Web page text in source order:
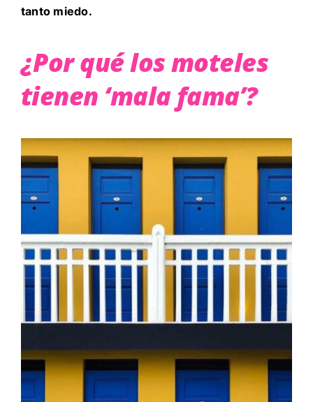
tanto miedo.
¿Por qué los moteles
tienen ‘mala fama’?